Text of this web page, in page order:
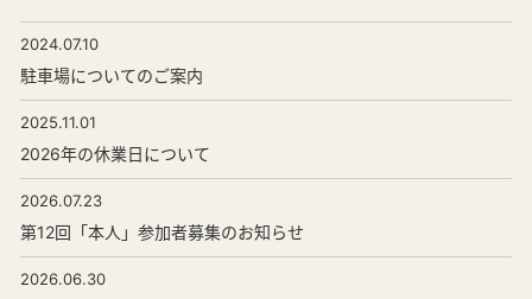
2024.07.10
駐車場についてのご案内
2025.11.01
2026年の休業日について
2026.07.23
第12回「本人」参加者募集のお知らせ
2026.06.30